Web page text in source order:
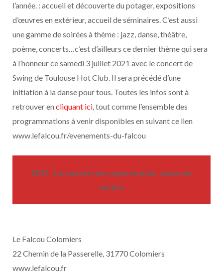
l’année. : accueil et découverte du potager, expositions
d’œuvres en extérieur, accueil de séminaires. C’est aussi
une gamme de soirées à thème : jazz, danse, théâtre,
poème, concerts…c’est d’ailleurs ce dernier thème qui sera
à l’honneur ce samedi 3 juillet 2021 avec le concert de
Swing de Toulouse Hot Club. Il sera précédé d’une
initiation à la danse pour tous. Toutes les infos sont à
retrouver en cliquant ici, tout comme l’ensemble des
programmations à venir disponibles en suivant ce lien
www.lefalcou.fr/evenements-du-falcou
EDIT : Le concert est reporté pour cause de
météo
Le Falcou Colomiers
22 Chemin de la Passerelle, 31770 Colomiers
www.lefalcou.fr